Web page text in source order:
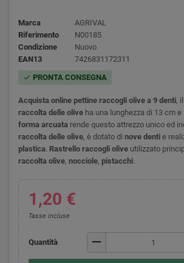
Marca
AGRIVAL
Riferimento
N00185
Condizione
Nuovo
EAN13
7426831172311
check PRONTA CONSEGNA
Acquista online pettine raccogli olive a 9 denti, il
raccolta delle olive ha una lunghezza di 13 cm
forma arcuata rende questo attrezzo unico ed
raccolta delle olive, è dotato di nove denti e
plastica. Rastrello raccogli olive utilizzato
raccolta olive, nocciole, pistacchi.
1,20 €
Tasse incluse
Quantità remove